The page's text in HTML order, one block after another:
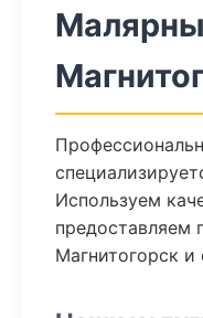
Используем
предоставляем
Магнитогорск и